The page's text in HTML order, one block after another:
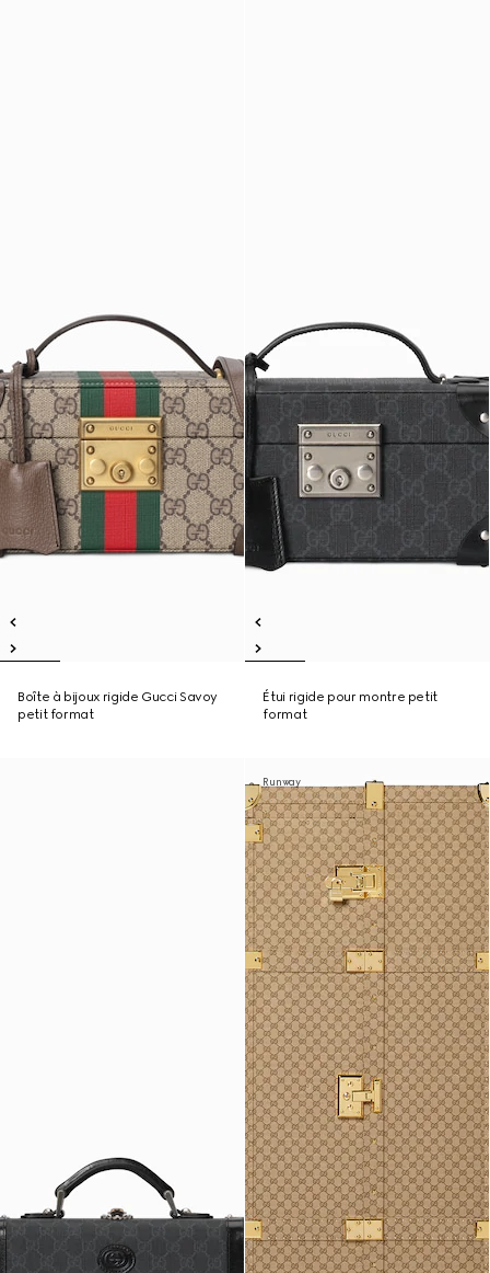
Boîte à bijoux rigide Gucci Savoy
petit format
Étui rigide pour montre petit
format
Runway